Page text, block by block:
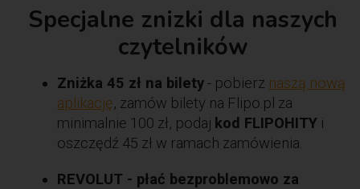
Specjalne znizki dla naszych
czytelników
Zniżka 45 zł na bilety - pobierz naszą nową
aplikację, zamów bilety na Flipo.pl za
minimalnie 100 zł, podaj kod FLIPOHITY i
oszczędź 45 zł w ramach zamówienia.
REVOLUT - płać bezproblemowo za